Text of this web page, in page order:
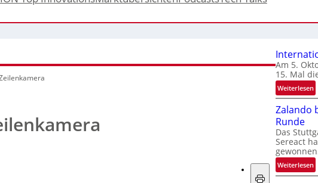
Am 5.
15. Mal
Weiterlesen:
I
n
e
r
n
a
t
Zalando
Runde
Das
Sereact
Weiterlesen:
Z